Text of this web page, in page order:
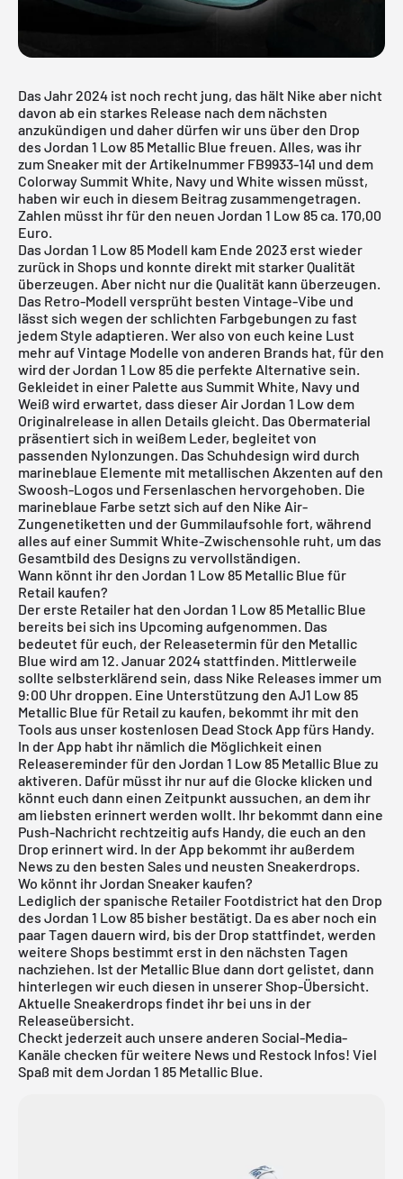
Das Jahr 2024 ist noch recht jung, das hält Nike aber nicht
davon ab ein starkes Release nach dem nächsten
anzukündigen und daher dürfen wir uns über den Drop
des Jordan 1 Low 85 Metallic Blue freuen. Alles, was ihr
zum Sneaker mit der Artikelnummer FB9933-141 und dem
Colorway Summit White, Navy und White wissen müsst,
haben wir euch in diesem Beitrag zusammengetragen.
Zahlen müsst ihr für den neuen Jordan 1 Low 85 ca. 170,00
Euro.
Das Jordan 1 Low 85 Modell kam Ende 2023 erst wieder
zurück in Shops und konnte direkt mit starker Qualität
überzeugen. Aber nicht nur die Qualität kann überzeugen.
Das Retro-Modell versprüht besten Vintage-Vibe und
lässt sich wegen der schlichten Farbgebungen zu fast
jedem Style adaptieren. Wer also von euch keine Lust
mehr auf Vintage Modelle von anderen Brands hat, für den
wird der Jordan 1 Low 85 die perfekte Alternative sein.
Gekleidet in einer Palette aus Summit White, Navy und
Weiß wird erwartet, dass dieser Air Jordan 1 Low dem
Originalrelease in allen Details gleicht. Das Obermaterial
präsentiert sich in weißem Leder, begleitet von
passenden Nylonzungen. Das Schuhdesign wird durch
marineblaue Elemente mit metallischen Akzenten auf den
Swoosh-Logos und Fersenlaschen hervorgehoben. Die
marineblaue Farbe setzt sich auf den Nike Air-
Zungenetiketten und der Gummilaufsohle fort, während
alles auf einer Summit White-Zwischensohle ruht, um das
Gesamtbild des Designs zu vervollständigen.
Wann könnt ihr den Jordan 1 Low 85 Metallic Blue für
Retail kaufen?
Der erste Retailer hat den Jordan 1 Low 85 Metallic Blue
bereits bei sich ins Upcoming aufgenommen. Das
bedeutet für euch, der Releasetermin für den Metallic
Blue wird am 12. Januar 2024 stattfinden. Mittlerweile
sollte selbsterklärend sein, dass Nike Releases immer um
9:00 Uhr droppen. Eine Unterstützung den AJ1 Low 85
Metallic Blue für Retail zu kaufen, bekommt ihr mit den
Tools aus unser kostenlosen Dead Stock App fürs Handy.
In der App habt ihr nämlich die Möglichkeit einen
Releasereminder für den Jordan 1 Low 85 Metallic Blue zu
aktiveren. Dafür müsst ihr nur auf die Glocke klicken und
könnt euch dann einen Zeitpunkt aussuchen, an dem ihr
am liebsten erinnert werden wollt. Ihr bekommt dann eine
Push-Nachricht rechtzeitig aufs Handy, die euch an den
Drop erinnert wird. In der App bekommt ihr außerdem
News zu den besten Sales und neusten Sneakerdrops.
Wo könnt ihr Jordan Sneaker kaufen?
Lediglich der spanische Retailer Footdistrict hat den Drop
des Jordan 1 Low 85 bisher bestätigt. Da es aber noch ein
paar Tagen dauern wird, bis der Drop stattfindet, werden
weitere Shops bestimmt erst in den nächsten Tagen
nachziehen. Ist der Metallic Blue dann dort gelistet, dann
hinterlegen wir euch diesen in unserer Shop-Übersicht.
Aktuelle Sneakerdrops findet ihr bei uns in der
Releaseübersicht.
Checkt jederzeit auch unsere anderen Social-Media-
Kanäle checken für weitere News und Restock Infos! Viel
Spaß mit dem Jordan 1 85 Metallic Blue.